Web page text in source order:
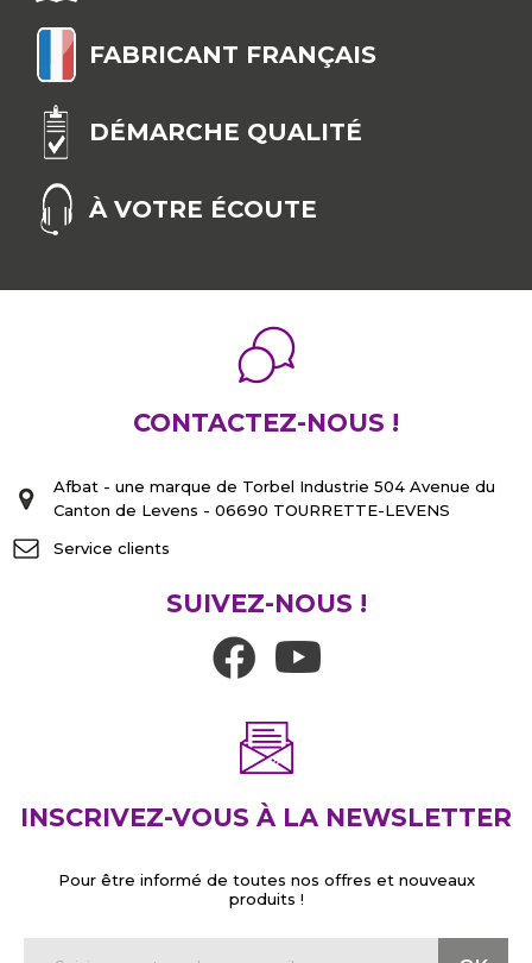
FABRICANT FRANÇAIS
DÉMARCHE QUALITÉ
À VOTRE ÉCOUTE
CONTACTEZ-NOUS !
Afbat - une marque de Torbel Industrie 504 Avenue du
Canton de Levens - 06690 TOURRETTE-LEVENS
Service clients
SUIVEZ-NOUS !
INSCRIVEZ-VOUS À LA NEWSLETTER
Pour être informé de toutes nos offres et nouveaux
produits !